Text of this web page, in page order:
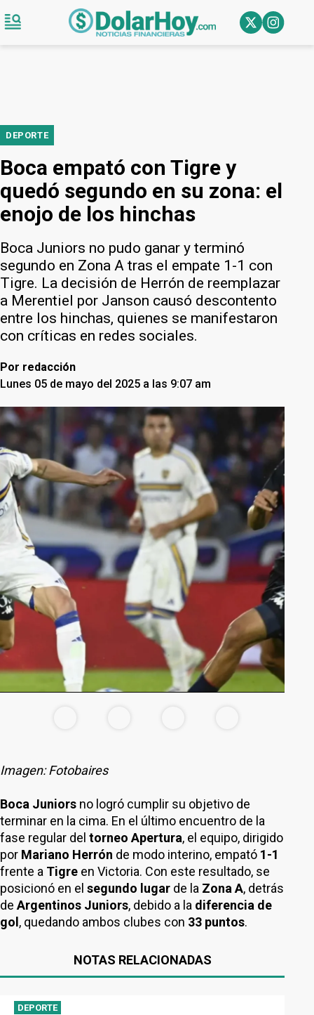
DEPORTE
Boca empató con Tigre y
quedó segundo en su zona: el
enojo de los hinchas
Boca Juniors no pudo ganar y terminó
segundo en Zona A tras el empate 1-1 con
Tigre. La decisión de Herrón de reemplazar
a Merentiel por Janson causó descontento
entre los hinchas, quienes se manifestaron
con críticas en redes sociales.
Por redacción
Lunes 05 de mayo del 2025 a las 9:07 am
Imagen: Fotobaires
Boca Juniors no logró cumplir su objetivo de
terminar en la cima. En el último encuentro de la
fase regular del torneo Apertura, el equipo, dirigido
por Mariano Herrón de modo interino, empató 1-1
frente a Tigre en Victoria. Con este resultado, se
posicionó en el segundo lugar de la Zona A, detrás
de Argentinos Juniors, debido a la diferencia de
gol , quedando ambos clubes con 33 puntos.
NOTAS RELACIONADAS
DEPORTE